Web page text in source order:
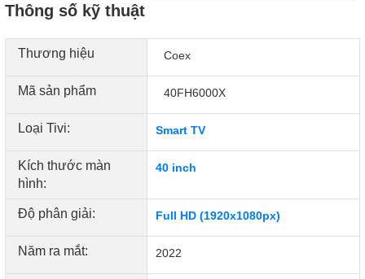
Thông số kỹ thuật
Thương hiệu Coex
Mã sản phẩm 40FH6000X
Loại Tivi: Smart TV
Kích thước màn
hình:
40 inch
Độ phân giải: Full HD (1920x1080px)
Năm ra mắt: 2022